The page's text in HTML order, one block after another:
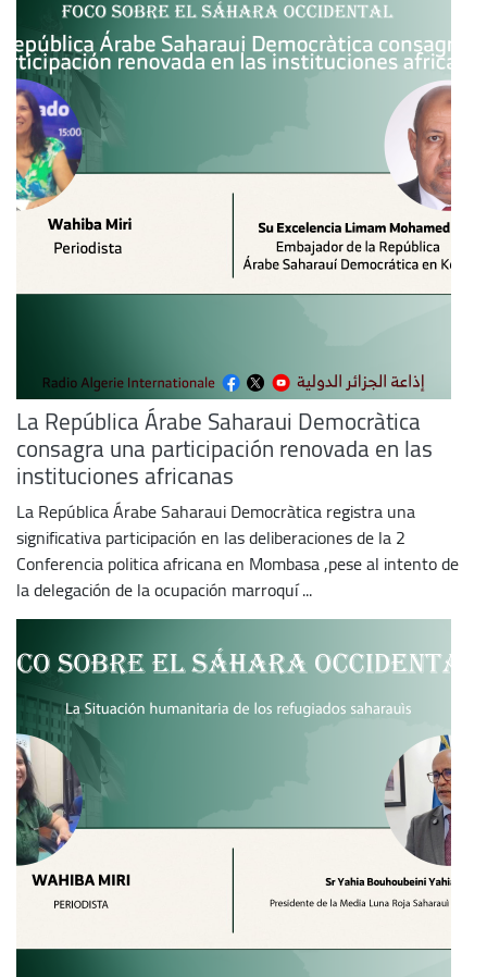
La República Árabe Saharaui Democràtica
consagra una participación renovada en las
instituciones africanas
La República Árabe Saharaui Democràtica registra una
significativa participación en las deliberaciones de la 2
Conferencia politica africana en Mombasa ,pese al intento de
la delegación de la ocupación marroquí ...